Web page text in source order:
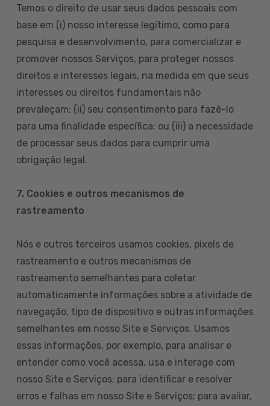
Temos o direito de usar seus dados pessoais com
base em (i) nosso interesse legítimo, como para
pesquisa e desenvolvimento, para comercializar e
promover nossos Serviços, para proteger nossos
direitos e interesses legais, na medida em que seus
interesses ou direitos fundamentais não
prevaleçam; (ii) seu consentimento para fazê-lo
para uma finalidade específica; ou (iii) a necessidade
de processar seus dados para cumprir uma
obrigação legal.
7. Cookies e outros mecanismos de
rastreamento
Nós e outros terceiros usamos cookies, pixels de
rastreamento e outros mecanismos de
rastreamento semelhantes para coletar
automaticamente informações sobre a atividade de
navegação, tipo de dispositivo e outras informações
semelhantes em nosso Site e Serviços. Usamos
essas informações, por exemplo, para analisar e
entender como você acessa, usa e interage com
nosso Site e Serviços; para identificar e resolver
erros e falhas em nosso Site e Serviços; para avaliar,